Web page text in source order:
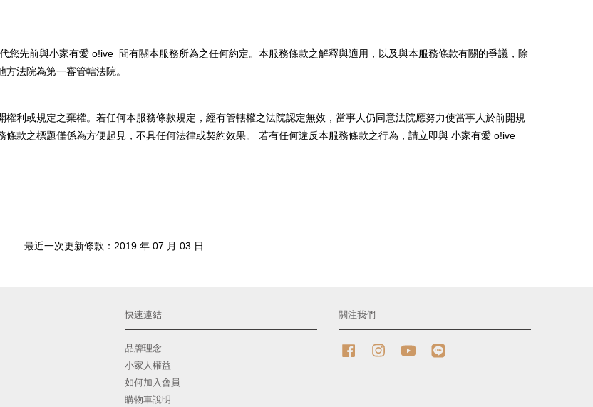
您先前與小家有愛 o!ive 間有關本服務所為之任何約定。本服務條款之解釋與適用，以及與本服務條款有關的爭議，除
法院為第一審管轄法院。
利或規定之棄權。若任何本服務條款規定，經有管轄權之法院認定無效，當事人仍同意法院應努力使當事人於前開規
款之標題僅係為方便起見，不具任何法律或契約效果。 若有任何違反本服務條款之行為，請立即與 小家有愛 o!ive
最近一次更新條款：2019 年 07 月 03 日
快速連結
品牌理念
小家人權益
如何加入會員
購物車說明
關注我們
FacebookInstagramYouTube